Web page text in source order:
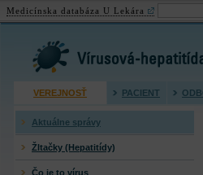
Virusová hepatitída
VEREJNOSŤ PACIENT
Aktuálne správy
Žltačky (Hepatitídy)
Čo je to vírus
Medicínska databáza U Lekára